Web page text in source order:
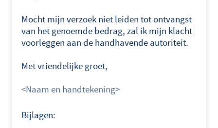
Mocht mijn verzoek niet leiden tot ontvangst
van het genoemde bedrag, zal ik mijn klacht
voorleggen aan de handhavende autoriteit.
Met vriendelijke groet,
<Naam en handtekening>
Bijlagen: